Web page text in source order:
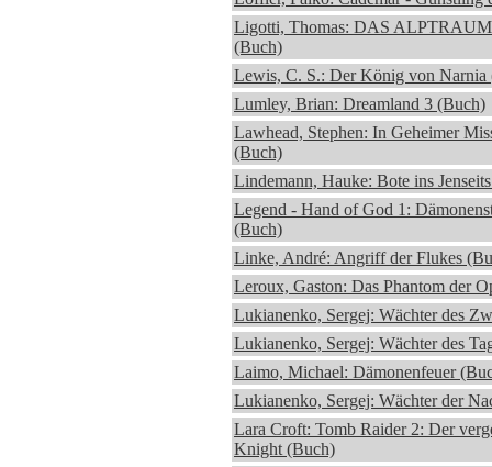
Ligotti, Thomas: DAS
(Buch)
Lewis, C. S.: Der König von
Lumley, Brian: Dreamland 3 (Buch)
Lawhead, Stephen: In Geheimer
(Buch)
Lindemann, Hauke: Bote ins
Legend - Hand of God 1:
(Buch)
Linke, André: Angriff der Flukes
Leroux, Gaston: Das Phantom der
Lukianenko, Sergej: Wächter des
Lukianenko, Sergej: Wächter des
Laimo, Michael: Dämonenfeuer
Lukianenko, Sergej: Wächter der
Lara Croft: Tomb Raider 2: Der
Knight (Buch)